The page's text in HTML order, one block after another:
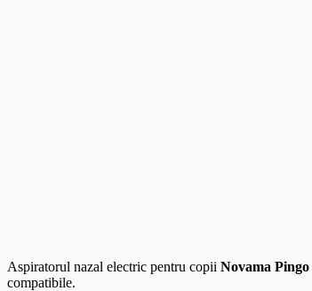
Aspiratorul nazal electric pentru copii Novama Pingo
compatibile.